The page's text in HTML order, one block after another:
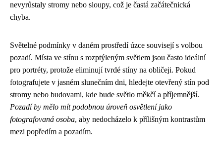
nevyrůstaly stromy nebo sloupy, což je častá začátečnická
chyba.
Světelné podmínky v daném prostředí úzce souvisejí s volbou
pozadí. Místa ve stínu s rozptýleným světlem jsou často ideální
pro portréty, protože eliminují tvrdé stíny na obličeji. Pokud
fotografujete v jasném slunečním dni, hledejte otevřený stín pod
stromy nebo budovami, kde bude světlo měkčí a příjemnější.
Pozadí by mělo mít podobnou úroveň osvětlení jako
fotografovaná osoba, aby nedocházelo k přílišným kontrastům
mezi popředím a pozadím.